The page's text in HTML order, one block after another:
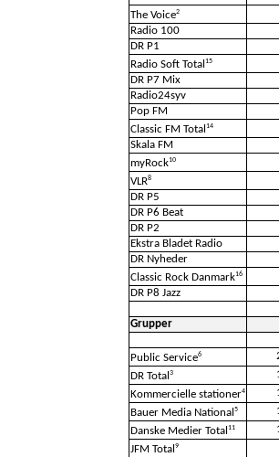
The Voice2
Radio 100
DR P1
Radio Soft Total 15
DR P7 Mix
Radio24syv
Pop FM
Classic FM Total 14
Skala FM
myRock10
VLR8
DR P5
DR P6 Beat
DR P2
Ekstra Bladet Radio
DR Nyheder
Classic Rock Danmark16
DR P8 Jazz
Grupper
Public Service6
DR Total 3
Kommercielle stationer4
Bauer Media National 5
Danske Medier Total 11
JFM Total 9